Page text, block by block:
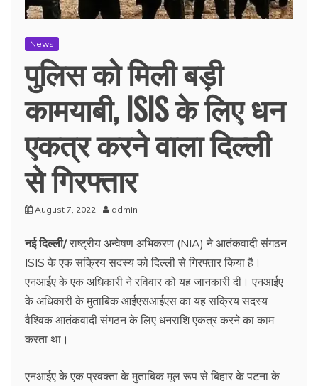
News
पुलिस को मिली बड़ी
कामयाबी, ISIS के लिए धन
एकत्र करने वाला दिल्ली
से गिरफ्तार
August 7, 2022 admin
नई दिल्ली/राष्ट्रीय अन्वेषण अभिकरण (NIA) ने आतंकवादी संगठन
ISIS के एक सक्रिय सदस्य को दिल्ली से गिरफ्तार किया है।
एनआईए के एक अधिकारी ने रविवार को यह जानकारी दी। एनआईए
के अधिकारी के मुताबिक आईएसआईएस का यह सक्रिय सदस्य
वैश्विक आतंकवादी संगठन के लिए धनराशि एकत्र करने का काम
करता था।
एनआईए के एक प्रवक्ता के मुताबिक मूल रूप से बिहार के पटना के